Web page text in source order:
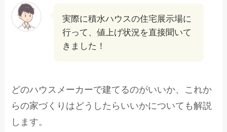
実際に積水ハウスの住宅展示場に
行って、値上げ状況を直接聞いて
きました！
どのハウスメーカーで建てるのがいいか、これか
らの家づくりはどうしたらいいかについても解説
します。